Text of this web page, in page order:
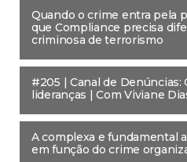
Quando o crime entra pela
que Compliance precisa
criminosa de terrorismo
#205 | Canal de Denúncias:
lideranças | Com Viviane
A complexa e fundamental
em função do crime